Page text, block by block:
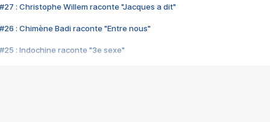
#27 : Christophe Willem raconte "Jacques a dit"
#26 : Chimène Badi raconte "Entre nous"
#25 : Indochine raconte "3e sexe"